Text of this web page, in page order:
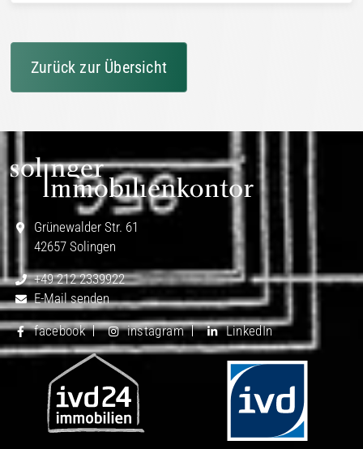
Zurück zur Übersicht
Grünewalder Str. 61
42657 Solingen
+49 212 2339922
E-Mail senden
facebook
instagram LinkedIn